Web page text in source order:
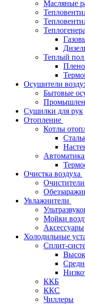
Масляные
Теплый пол
Осушители
Бытовые
Сушилки для рук
Отопление
Котлы
Автоматика
Очистка воздуха
Очистители
Увлажнители
Мойки
Аксессуары
Холодильные
Сплит-
ККБ
ККС
Чиллеры